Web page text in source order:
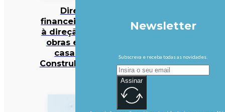
Diretor
financeiro nega
à direção da PJ
obras em sua
casa pela
Construbarcelos
Newsletter
Subscreva e receba todas as novidades.
Assinar